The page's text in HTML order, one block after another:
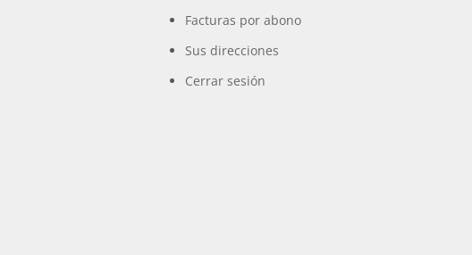
Facturas por abono
Sus direcciones
Cerrar sesión